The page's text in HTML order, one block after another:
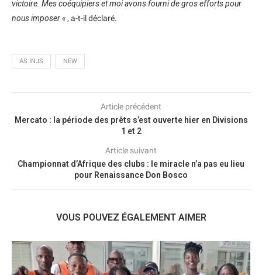
victoire. Mes coéquipiers et moi avons fourni de gros efforts pour
nous imposer « , a-t-il déclaré.
AS INJS NEW
Article précédent
Mercato : la période des prêts s’est ouverte hier en Divisions
1 et 2
Article suivant
Championnat d’Afrique des clubs : le miracle n’a pas eu lieu
pour Renaissance Don Bosco
VOUS POUVEZ ÉGALEMENT AIMER